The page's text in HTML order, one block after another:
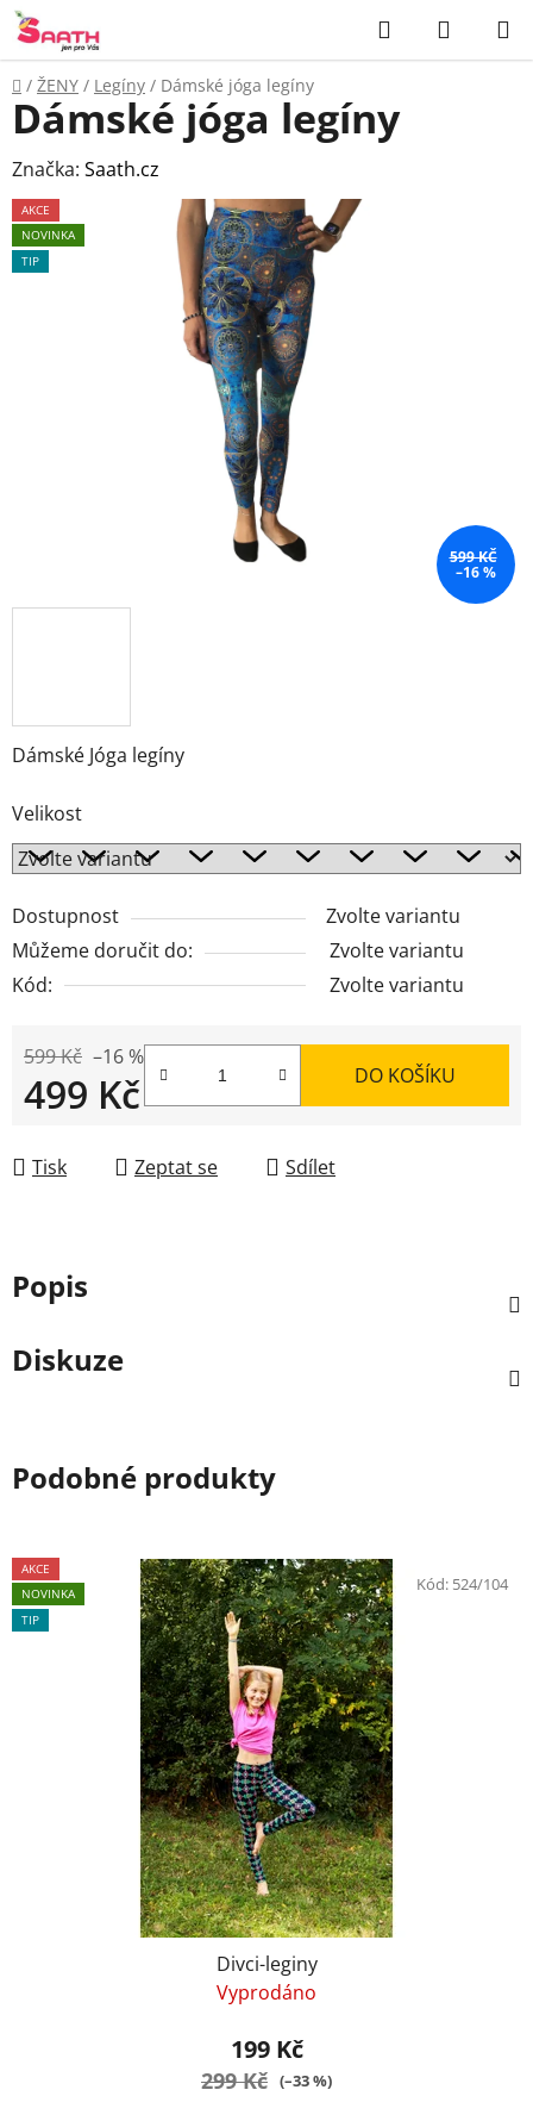
Přejít
na
obsah
Hledat
KOŠÍK
Domů
/ ŽENY / Legíny / Dámské jóga legíny
Dámské Jóga legíny
Velikost
Dostupnost
Zvolte variantu
Můžeme doručit do:
Zvolte variantu
Kód:
Zvolte variantu
599 Kč –16 %
499 Kč DO KOŠÍKU
Tisk Zeptat se Sdílet
Dámské jóga legíny
Značka: Saath.cz
AKCE
NOVINKA
TIP
599 KČ
–16 %
Popis
Diskuze
Podobné produkty
AKCE
NOVINKA
TIP
Divci-leginy
Vyprodáno
199 Kč
299 Kč (–33 %)
Kód: 524/104